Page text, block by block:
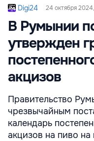
Digi24 24 октября
В Румынии
утвержден
акцизов
Правительство
чрезвычайным
календарь
акцизов на пиво